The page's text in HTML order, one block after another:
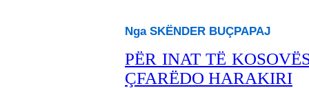
Nga SKËNDER BUÇPAPAJ
PËR INAT TË
ÇFARËDO HARAKIRI